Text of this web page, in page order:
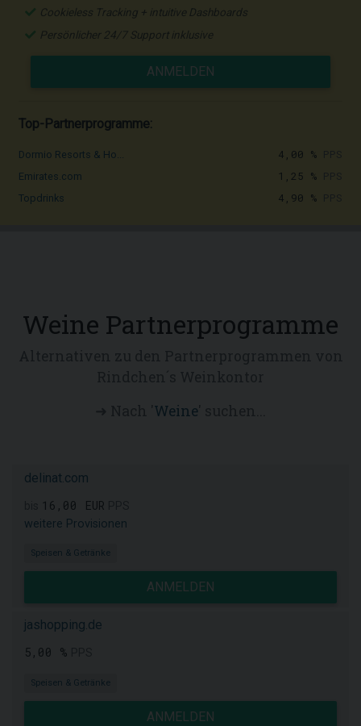
Cookieless Tracking + intuitive Dashboards
Persönlicher 24/7 Support inklusive
ANMELDEN
Top-Partnerprogramme:
Dormio Resorts & Ho... 4,00 %
Emirates.com 1,25 %
Topdrinks 4,90 %
Weine Partnerprogramme
Weine
delinat.com
16,00 EUR
weitere Provisionen
Speisen & Getränke
ANMELDEN
jashopping.de
5,00 %
Speisen & Getränke
ANMELDEN